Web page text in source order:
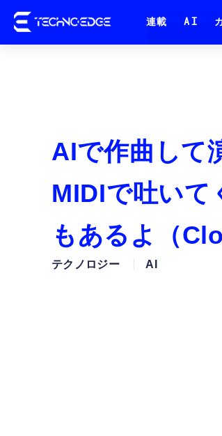
連載 AI
AIで作曲して
MIDIで吐いて
もあるよ（
テクノロジー AI